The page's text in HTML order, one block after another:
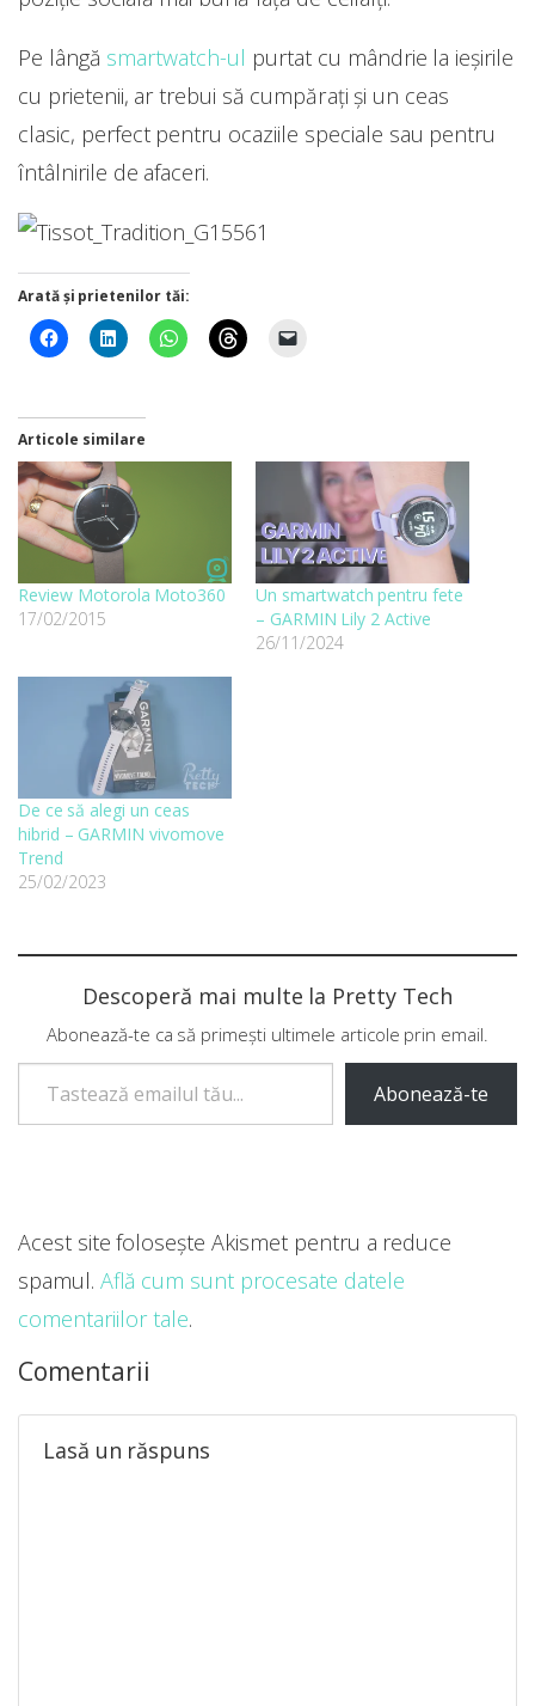
Pe lângă smartwatch-ul purtat cu mândrie la ieșirile
cu prietenii, ar trebui să cumpărați și un ceas
clasic, perfect pentru ocaziile speciale sau pentru
întâlnirile de afaceri.
Arată și prietenilor tăi:
Articole similare
Review Motorola Moto360
17/02/2015
Un smartwatch pentru fete
– GARMIN Lily 2 Active
26/11/2024
De ce să alegi un ceas
hibrid – GARMIN vivomove
Trend
25/02/2023
Descoperă mai multe la Pretty Tech
Abonează-te ca să primești ultimele articole prin email.
Tastează emailul tău...
Abonează-te
Comentarii
Lasă un răspuns
Acest site folosește Akismet pentru a reduce
spamul. Află cum sunt procesate datele
comentariilor tale.